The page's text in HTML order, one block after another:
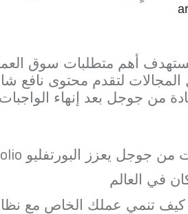
أهم متطلبات سوق
لتقدم محتوى
من جوجل بعد إنهاء الواجبات
جوجل يعزز البورتفليو
في العالم
تنمي عملك الخاص مع